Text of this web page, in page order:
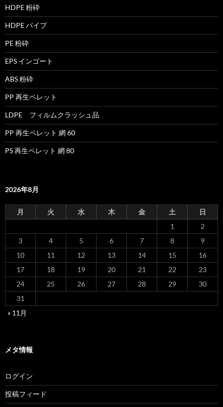
HDPE 粉砕
HDPE パイプ
PE 粉砕
EPS インゴート
ABS 粉砕
PP 再生ペレット
LDPE フィルムクラッシュ品
PP 再生ペレット 網 60
PS 再生ペレット 網 80
2026年8月
月 火 水 木 金 土
日
1
2
3
4 5 6 7 8
9
10
11 12 13 14 15
16
17
18 19 20 21 22
23
24
25 26 27 28 29
30
31
« 11月
メタ情報
ログイン
投稿フィード